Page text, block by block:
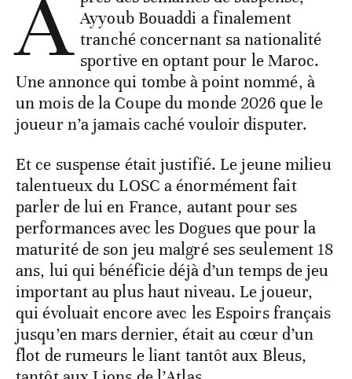
A Ayyoub Bouaddi a finalement
tranché concernant sa nationalité
sportive en optant pour le Maroc.
Une annonce qui tombe à point nommé, à
un mois de la Coupe du monde 2026 que le
joueur n’a jamais caché vouloir disputer.
Et ce suspense était justifié. Le jeune milieu
talentueux du LOSC a énormément fait
parler de lui en France, autant pour ses
performances avec les Dogues que pour la
maturité de son jeu malgré ses seulement 18
ans, lui qui bénéficie déjà d’un temps de jeu
important au plus haut niveau. Le joueur,
qui évoluait encore avec les Espoirs français
jusqu’en mars dernier, était au cœur d’un
flot de rumeurs le liant tantôt aux Bleus,